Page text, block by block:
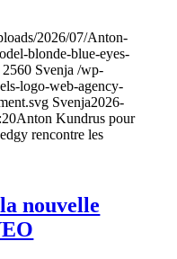
2026/07/Anton-
blonde-blue-eyes-
2560 Svenja /wp-
logo-web-agency-
Svenja2026-
Anton Kundrus pour
rencontre les
nouvelle